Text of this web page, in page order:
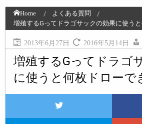
Home
よくある質問
増殖するGってドラゴサックの効果に使う
2013年6月27日 2016年5月14日 :
増殖するGってドラゴ
に使うと何枚ドローで